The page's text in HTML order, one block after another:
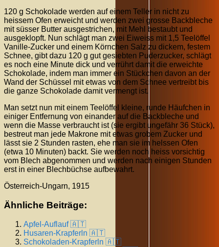
120 g Schokolade werden auf einem Teller in nicht zu
heissem Ofen erweicht und werden zwei grosse Backbleche
mit süsser Butter ausgestrichen, mit Mehl bestaubt und
ausgeklopft. Nun schlägt man zwei Eiweiss mit 1,5 Teelöffel
Vanille-Zucker und einem Körnchen Salz zu dickem, festem
Schnee, gibt dazu 120 g gut gesiebten Puderzucker, schlägt
es noch eine Minute dick und verrührt damit die erweichte
Schokolade, indem man immer ein Stückchen davon an der
Wand der Schüssel mit etwas von dem Schnee vertreibt bis
die ganze Schokolade damit vermengt ist.
Man setzt nun mit einem Teelöffel kleine, runde Häufchen in
einiger Entfernung von einander auf die Backbleche und
wenn die Masse verbraucht ist (sie ergibt ungefähr 36 Stück),
bestreut man jede Makrone mit etwas grobem Zucker und
lässt sie 2 Stunden rasten, ehe man sie im helssen Ofen
(etwa 10 Minuten) backt. Sie werden noch heiss vorsichtig
vom Blech abgenommen und werden nach einigen Stunden
erst in einer Blechbüchse aufbewahrt.
Österreich-Ungarn, 1915
Ähnliche Beiträge:
Apfel-Auflauf 🇦🇹
Husaren-Krapferln 🇦🇹
Schokoladen-Krapferln 🇦🇹